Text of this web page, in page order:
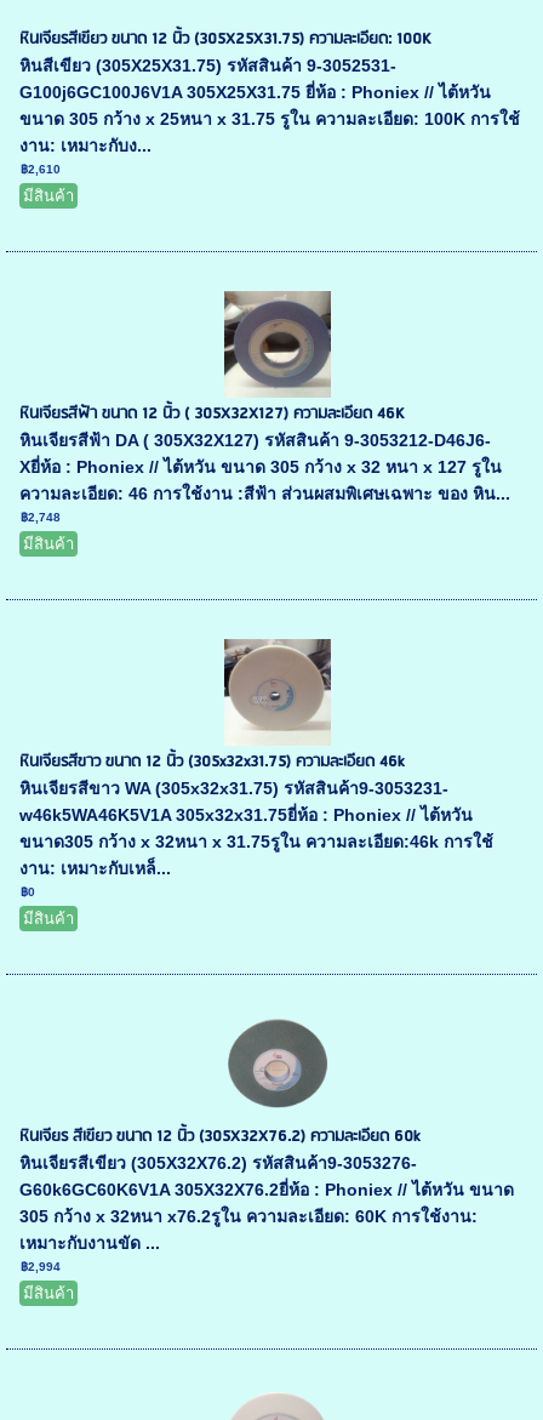
หินเจียรสีเขียว ขนาด 12 นิ้ว (305X25X31.75) ความละเอียด: 100K
หินสีเขียว (305X25X31.75) รหัสสินค้า 9-3052531-
G100j6GC100J6V1A 305X25X31.75 ยี่ห้อ : Phoniex // ไต้หวัน
ขนาด 305 กว้าง x 25หนา x 31.75 รูใน ความละเอียด: 100K การใช้
งาน: เหมาะกับง...
฿2,610
มีสินค้า
หินเจียรสีฟ้า ขนาด 12 นิ้ว ( 305X32X127) ความละเอียด 46K
หินเจียรสีฟ้า DA ( 305X32X127) รหัสสินค้า 9-3053212-D46J6-
Xยี่ห้อ : Phoniex // ไต้หวัน ขนาด 305 กว้าง x 32 หนา x 127 รูใน
ความละเอียด: 46 การใช้งาน :สีฟ้า ส่วนผสมพิเศษเฉพาะ ของ หิน...
฿2,748
มีสินค้า
หินเจียรสีขาว ขนาด 12 นิ้ว (305x32x31.75) ความละเอียด 46k
หินเจียรสีขาว WA (305x32x31.75) รหัสสินค้า9-3053231-
w46k5WA46K5V1A 305x32x31.75ยี่ห้อ : Phoniex // ไต้หวัน
ขนาด305 กว้าง x 32หนา x 31.75รูใน ความละเอียด:46k การใช้
งาน: เหมาะกับเหล็...
฿0
มีสินค้า
หินเจียร สีเขียว ขนาด 12 นิ้ว (305X32X76.2) ความละเอียด 60k
หินเจียรสีเขียว (305X32X76.2) รหัสสินค้า9-3053276-
G60k6GC60K6V1A 305X32X76.2ยี่ห้อ : Phoniex // ไต้หวัน ขนาด
305 กว้าง x 32หนา x76.2รูใน ความละเอียด: 60K การใช้งาน:
เหมาะกับงานขัด ...
฿2,994
มีสินค้า